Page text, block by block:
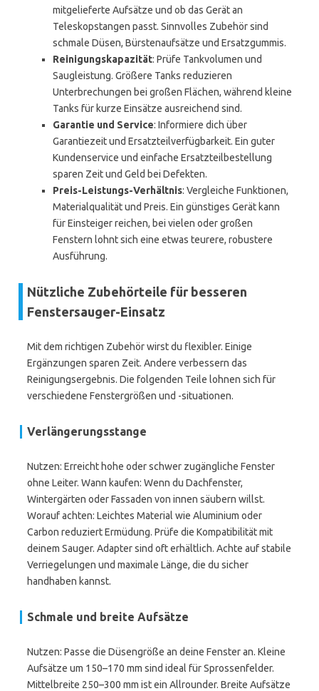
mitgelieferte Aufsätze und ob das Gerät an
Teleskopstangen passt. Sinnvolles Zubehör sind
schmale Düsen, Bürstenaufsätze und Ersatzgummis.
Reinigungskapazität: Prüfe Tankvolumen und
Saugleistung. Größere Tanks reduzieren
Unterbrechungen bei großen Flächen, während kleine
Tanks für kurze Einsätze ausreichend sind.
Garantie und Service: Informiere dich über
Garantiezeit und Ersatzteilverfügbarkeit. Ein guter
Kundenservice und einfache Ersatzteilbestellung
sparen Zeit und Geld bei Defekten.
Preis-Leistungs-Verhältnis: Vergleiche Funktionen,
Materialqualität und Preis. Ein günstiges Gerät kann
für Einsteiger reichen, bei vielen oder großen
Fenstern lohnt sich eine etwas teurere, robustere
Ausführung.
Nützliche Zubehörteile für besseren
Fenstersauger-Einsatz
Mit dem richtigen Zubehör wirst du flexibler. Einige
Ergänzungen sparen Zeit. Andere verbessern das
Reinigungsergebnis. Die folgenden Teile lohnen sich für
verschiedene Fenstergrößen und -situationen.
Verlängerungsstange
Nutzen: Erreicht hohe oder schwer zugängliche Fenster
ohne Leiter. Wann kaufen: Wenn du Dachfenster,
Wintergärten oder Fassaden von innen säubern willst.
Worauf achten: Leichtes Material wie Aluminium oder
Carbon reduziert Ermüdung. Prüfe die Kompatibilität mit
deinem Sauger. Adapter sind oft erhältlich. Achte auf stabile
Verriegelungen und maximale Länge, die du sicher
handhaben kannst.
Schmale und breite Aufsätze
Nutzen: Passe die Düsengröße an deine Fenster an. Kleine
Aufsätze um 150–170 mm sind ideal für Sprossenfelder.
Mittelbreite 250–300 mm ist ein Allrounder. Breite Aufsätze